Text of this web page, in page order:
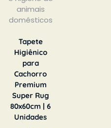
Tapete
Higiênico
para
Cachorro
Premium
Super Rug
80x60cm | 6
Unidades